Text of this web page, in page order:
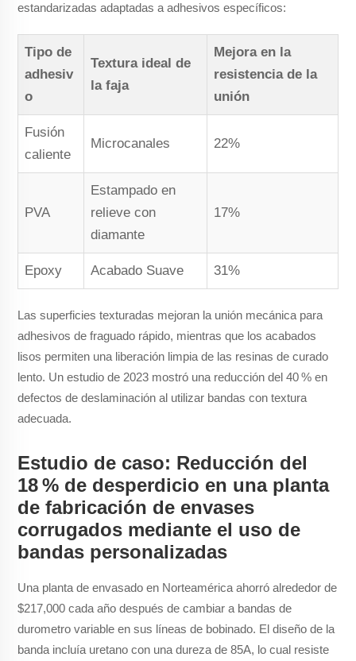
estandarizadas adaptadas a adhesivos específicos:
Tipo de
adhesiv
o
Textura ideal de
la faja
Mejora en la
resistencia de la
unión
Fusión
caliente
Microcanales 22%
PVA
Estampado en
relieve con
diamante
17%
Epoxy Acabado Suave 31%
Las superficies texturadas mejoran la unión mecánica para
adhesivos de fraguado rápido, mientras que los acabados
lisos permiten una liberación limpia de las resinas de curado
lento. Un estudio de 2023 mostró una reducción del 40 % en
defectos de deslaminación al utilizar bandas con textura
adecuada.
Estudio de caso: Reducción del
18 % de desperdicio en una planta
de fabricación de envases
corrugados mediante el uso de
bandas personalizadas
Una planta de envasado en Norteamérica ahorró alrededor de
$217,000 cada año después de cambiar a bandas de
durometro variable en sus líneas de bobinado. El diseño de la
banda incluía uretano con una dureza de 85A, lo cual resiste